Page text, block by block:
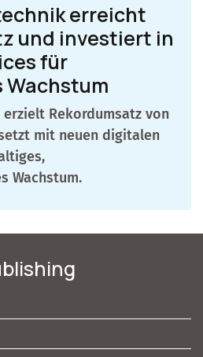
erreicht
und investiert in
für
erzielt Rekordumsatz von
mit neuen digitalen
Wachstum.